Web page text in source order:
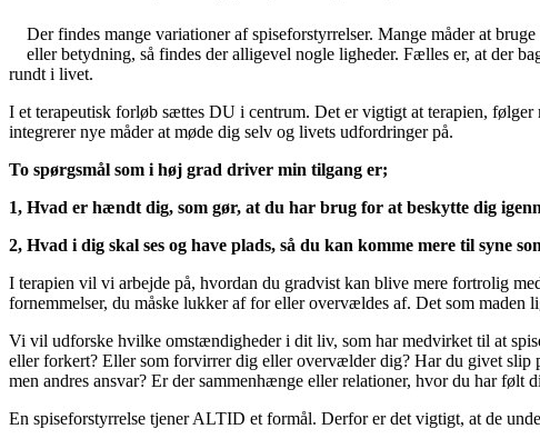
Der findes mange variationer af spiseforstyrrelser. Mange måder at
eller betydning, så findes der alligevel nogle ligheder. Fælles er, at der
rundt i livet.
I et terapeutisk forløb sættes DU i centrum. Det er vigtigt at terapien,
integrerer nye måder at møde dig selv og livets udfordringer på.
To spørgsmål som i høj grad driver min tilgang er;
1, Hvad er hændt dig, som gør, at du har brug for at beskytte dig
2, Hvad i dig skal ses og have plads, så du kan komme mere til syne
I terapien vil vi arbejde på, hvordan du gradvist kan blive mere fortrolig
fornemmelser, du måske lukker af for eller overvældes af. Det som maden
Vi vil udforske hvilke omstændigheder i dit liv, som har medvirket til at
eller forkert? Eller som forvirrer dig eller overvælder dig? Har du givet slip
men andres ansvar? Er der sammenhænge eller relationer, hvor du har følt
En spiseforstyrrelse tjener ALTID et formål. Derfor er det vigtigt, at de